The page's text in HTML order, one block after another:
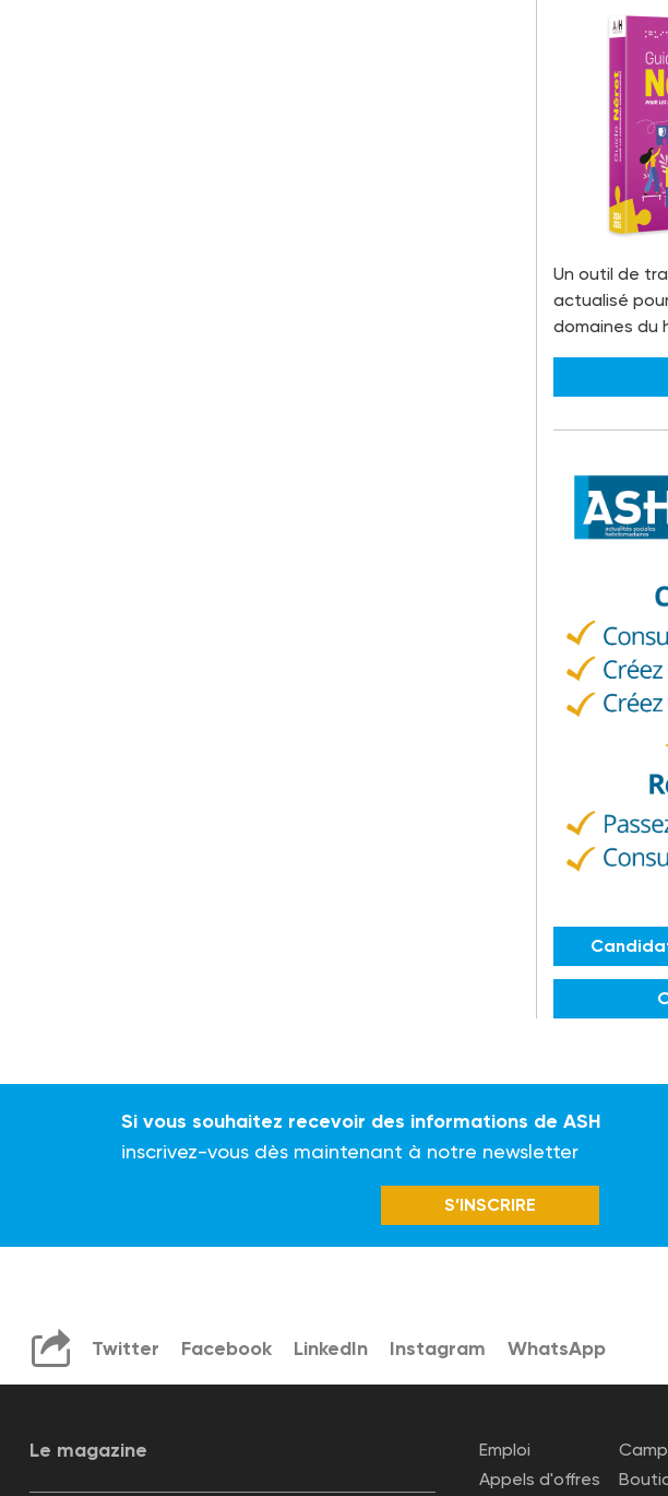
Un outil de
actualisé
domaines du
Si vous souhaitez recevoir des informations de ASH
inscrivez-vous dès maintenant à notre newsletter
S’INSCRIRE
Twitter Facebook LinkedIn Instagram WhatsApp
Le magazine
Emploi
Appels d'offres